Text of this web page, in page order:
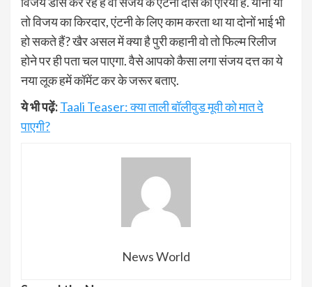
तो विजय का किरदार, एंटनी के लिए काम करता था या दोनों भाई भी
हो सकते हैं? खैर असल में क्या है पुरी कहानी वो तो फिल्म रिलीज
होने पर ही पता चल पाएगा. वैसे आपको कैसा लगा संजय दत्त का ये
नया लूक हमें कॉमेंट कर के जरूर बताए.
ये भी पढ़ें:Taali Teaser: क्या ताली बॉलीवुड मूवी को मात दे
पाएगी?
News World